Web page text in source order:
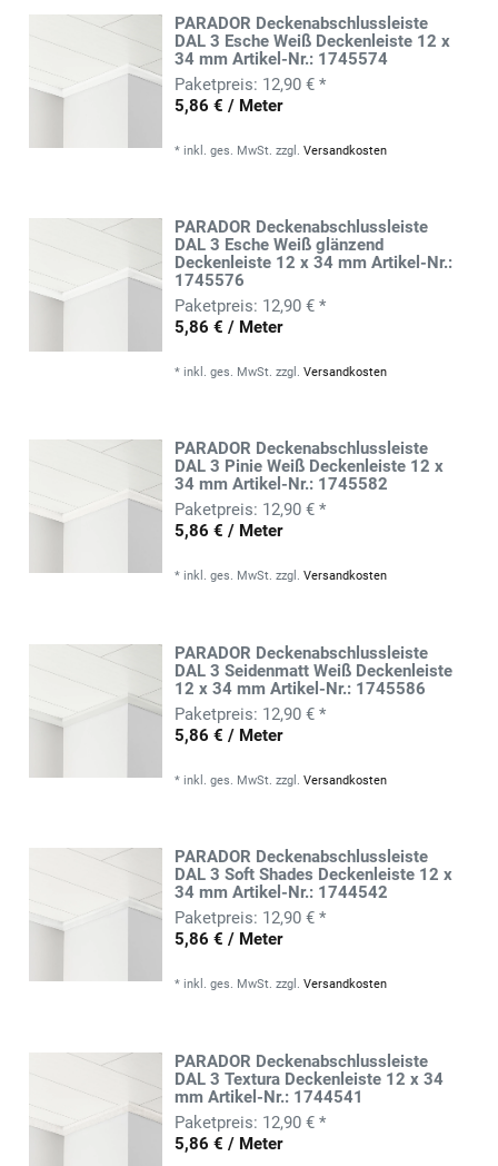
PARADOR Deckenabschlussleiste
DAL 3 Esche Weiß Deckenleiste 12 x
34 mm Artikel-Nr.: 1745574
12,90 € *
5,86 € / Meter
* inkl. ges. MwSt. zzgl.Versandkosten
PARADOR Deckenabschlussleiste
DAL 3 Esche Weiß glänzend
Deckenleiste 12 x 34 mm Artikel-Nr.:
1745576
12,90 € *
5,86 € / Meter
* inkl. ges. MwSt. zzgl.Versandkosten
PARADOR Deckenabschlussleiste
DAL 3 Pinie Weiß Deckenleiste 12 x
34 mm Artikel-Nr.: 1745582
12,90 € *
5,86 € / Meter
* inkl. ges. MwSt. zzgl.Versandkosten
PARADOR Deckenabschlussleiste
DAL 3 Seidenmatt Weiß Deckenleiste
12 x 34 mm Artikel-Nr.: 1745586
12,90 € *
5,86 € / Meter
* inkl. ges. MwSt. zzgl.Versandkosten
PARADOR Deckenabschlussleiste
DAL 3 Soft Shades Deckenleiste 12 x
34 mm Artikel-Nr.: 1744542
12,90 € *
5,86 € / Meter
* inkl. ges. MwSt. zzgl.Versandkosten
PARADOR Deckenabschlussleiste
DAL 3 Textura Deckenleiste 12 x 34
mm Artikel-Nr.: 1744541
12,90 € *
5,86 € / Meter